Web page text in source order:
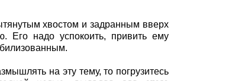
хвостом и задранным вверх
Его надо успокоить, привить ему
на эту тему, то погрузитесь